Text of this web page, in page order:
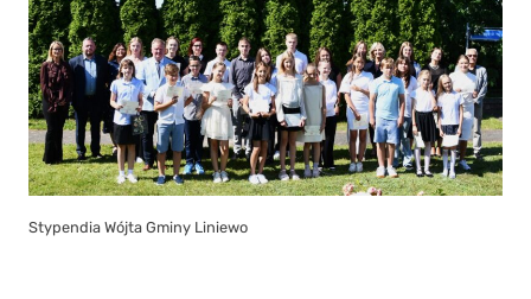
Stypendia Wójta Gminy Liniewo